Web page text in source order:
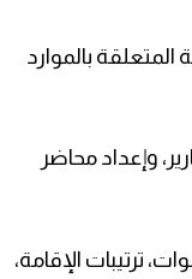
بالموارد
وإعداد محاضر
ترتيبات الإقامة،